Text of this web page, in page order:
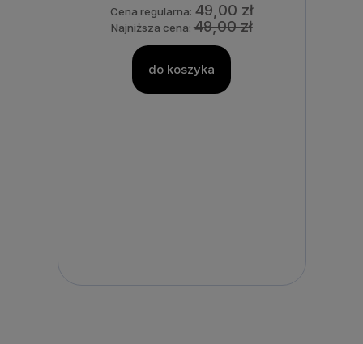
Cena regularna: 49,00 zł
Najniższa cena: 49,00 zł
do koszyka